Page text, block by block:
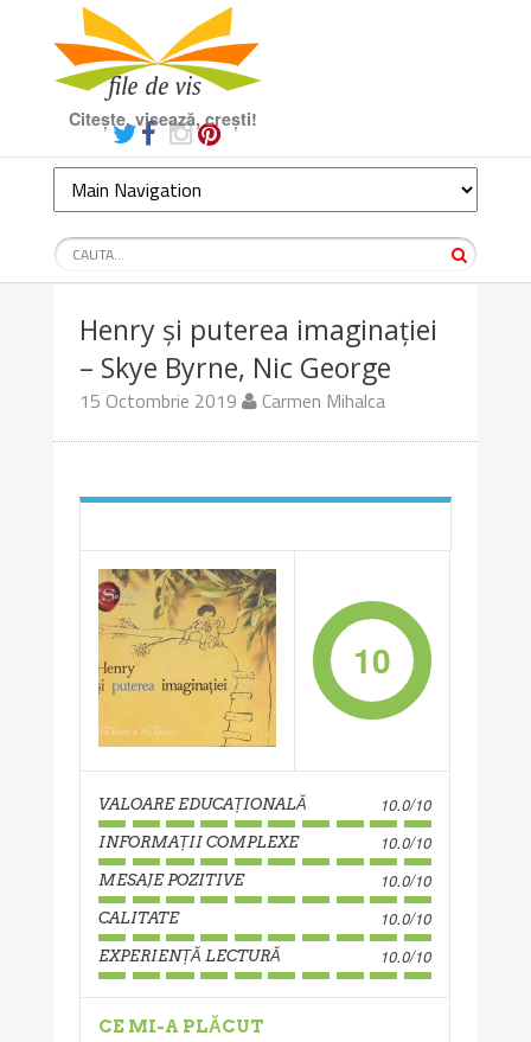
Citește, visează, crești!
Henry și puterea imaginației
– Skye Byrne, Nic George
15 Octombrie 2019 Carmen Mihalca
10
VALOARE EDUCAȚIONALĂ 10.0/10
INFORMAȚII COMPLEXE 10.0/10
MESAJE POZITIVE 10.0/10
CALITATE 10.0/10
EXPERIENȚĂ LECTURĂ 10.0/10
CE MI-A PLĂCUT